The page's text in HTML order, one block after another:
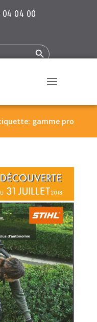
04 04 00
Search Button
gamme pro